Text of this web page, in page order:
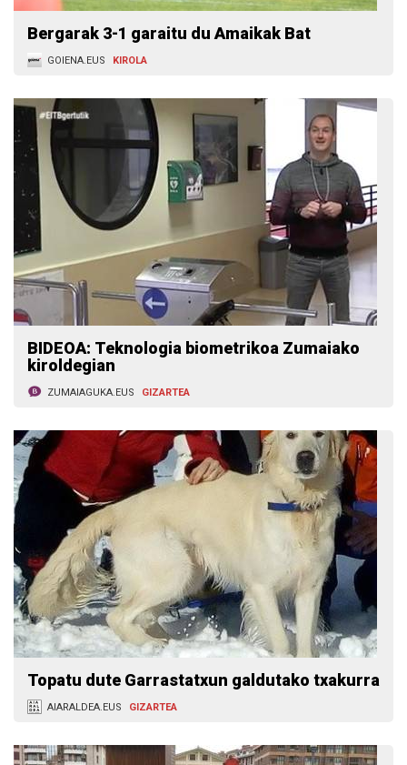
Bergarak 3-1 garaitu du Amaikak Bat
GOIENA.EUS KIROLA
BIDEOA: Teknologia biometrikoa Zumaiako
kiroldegian
ZUMAIAGUKA.EUS GIZARTEA
Topatu dute Garrastatxun galdutako txakurra
AIARALDEA.EUS GIZARTEA